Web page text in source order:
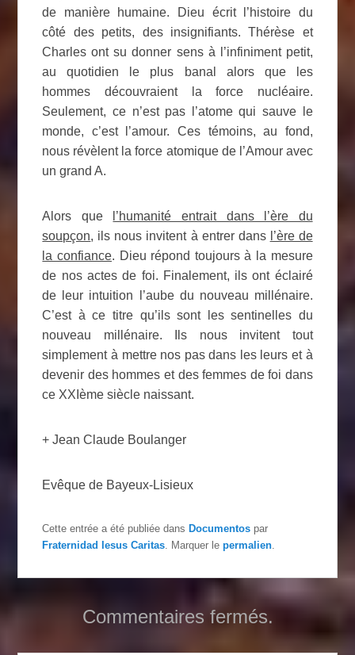
de manière humaine. Dieu écrit l’histoire du
côté des petits, des insignifiants. Thérèse et
Charles ont su donner sens à l’infiniment petit,
au quotidien le plus banal alors que les
hommes découvraient la force nucléaire.
Seulement, ce n’est pas l’atome qui sauve le
monde, c’est l’amour. Ces témoins, au fond,
nous révèlent la force atomique de l’Amour avec
un grand A.
Alors que
l’humanité entrait dans l’ère du
soupçon, ils nous invitent à entrer dans l’ère de
la confiance. Dieu répond toujours à la mesure
de nos actes de foi. Finalement, ils ont éclairé
de leur intuition l’aube du nouveau millénaire.
C’est à ce titre qu’ils sont les sentinelles du
nouveau millénaire. Ils nous invitent tout
simplement à mettre nos pas dans les leurs et à
devenir des hommes et des femmes de foi dans
ce XXIème siècle naissant.
+ Jean Claude Boulanger
Evêque de Bayeux-Lisieux
Cette entrée a été publiée dans Documentos par
Fraternidad Iesus Caritas . Marquer lepermalien
Commentaires fermés.